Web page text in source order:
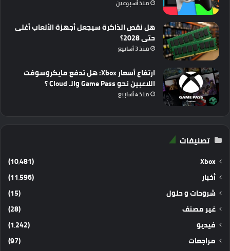
منذ أسبوعين
هل نقص الذاكرة سيجعل أجهزة الألعاب أغلى
حتى 2028؟
منذ 3 أسابيع
ارتفاع أسعار Xbox: هل تدفع مايكروسوفت
اللاعبين نحو Game Pass والـ Cloud ؟
منذ 4 أسابيع
تصنيفات
Xbox
(10٬481)
أخبار
(11٬596)
شروحات و حلول
(15)
غير مصنف
(28)
فيديو
(1٬242)
مراجعات
(97)